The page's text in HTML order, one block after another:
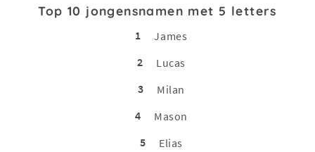
Top 10 jongensnamen met 5 letters
1
James
2
Lucas
3
Milan
4
Mason
5
Elias